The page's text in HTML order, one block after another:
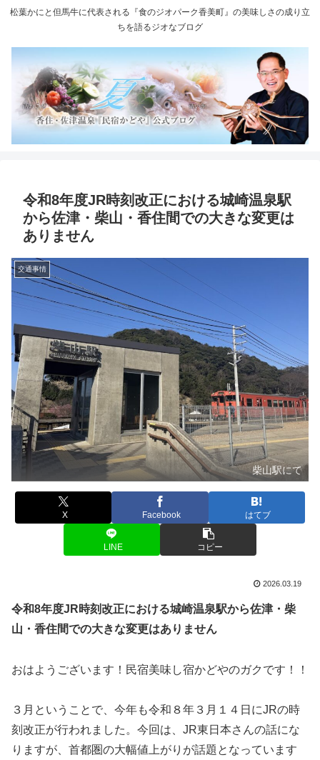
松葉かにと但馬牛に代表される『食のジオパーク香美町』の美味しさの成り立
ちを語るジオなブログ
令和8年度JR時刻改正における城崎温泉駅
から佐津・柴山・香住間での大きな変更は
ありません
交通事情
柴山駅にて
X Facebook はてブ
LINE コピー
2026.03.19
令和8年度JR時刻改正における城崎温泉駅から佐津・柴
山・香住間での大きな変更はありません
おはようございます！民宿美味し宿かどやのガクです！！
３月ということで、今年も令和８年３月１４日にJRの時
刻改正が行われました。今回は、JR東日本さんの話にな
りますが、首都圏の大幅値上がりが話題となっています